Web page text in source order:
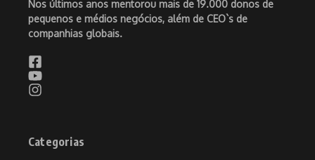
Nos últimos anos mentorou mais de 19.000 donos de
pequenos e médios negócios, além de CEO`s de
companhias globais.
Categorias